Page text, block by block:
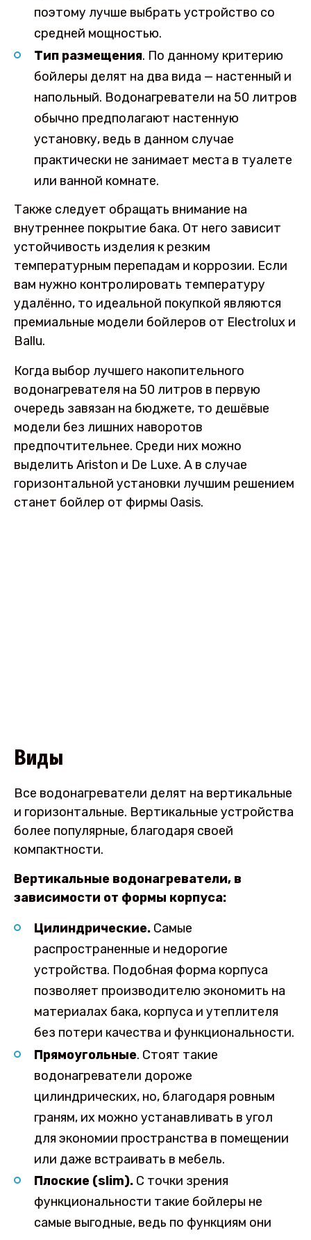
поэтому лучше выбрать устройство со
средней мощностью.
Тип размещения. По данному критерию
бойлеры делят на два вида — настенный и
напольный. Водонагреватели на 50 литров
обычно предполагают настенную
установку, ведь в данном случае
практически не занимает места в туалете
или ванной комнате.
Также следует обращать внимание на
внутреннее покрытие бака. От него зависит
устойчивость изделия к резким
температурным перепадам и коррозии. Если
вам нужно контролировать температуру
удалённо, то идеальной покупкой являются
премиальные модели бойлеров от Electrolux и
Ballu.
Когда выбор лучшего накопительного
водонагревателя на 50 литров в первую
очередь завязан на бюджете, то дешёвые
модели без лишних наворотов
предпочтительнее. Среди них можно
выделить Ariston и De Luxe. А в случае
горизонтальной установки лучшим решением
станет бойлер от фирмы Oasis.
Виды
Все водонагреватели делят на вертикальные
и горизонтальные. Вертикальные устройства
более популярные, благодаря своей
компактности.
Вертикальные водонагреватели, в
зависимости от формы корпуса:
Цилиндрические.Самые
распространенные и недорогие
устройства. Подобная форма корпуса
позволяет производителю экономить на
материалах бака, корпуса и утеплителя
без потери качества и функциональности.
Прямоугольные. Стоят такие
водонагреватели дороже
цилиндрических, но, благодаря ровным
граням, их можно устанавливать в угол
для экономии пространства в помещении
или даже встраивать в мебель.
Плоские (slim).С точки зрения
функциональности такие бойлеры не
самые выгодные, ведь по функциям они